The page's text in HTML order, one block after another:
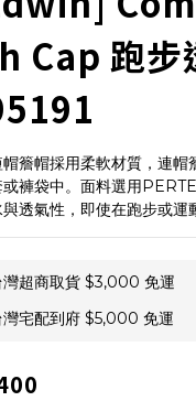
Cap 跑步
簷帽採用柔軟材質，連帽
或褲袋中。面料選用
透氣性，即使在跑步或運
灣超商取貨 $3,000 免運
灣宅配到府 $5,000 免運